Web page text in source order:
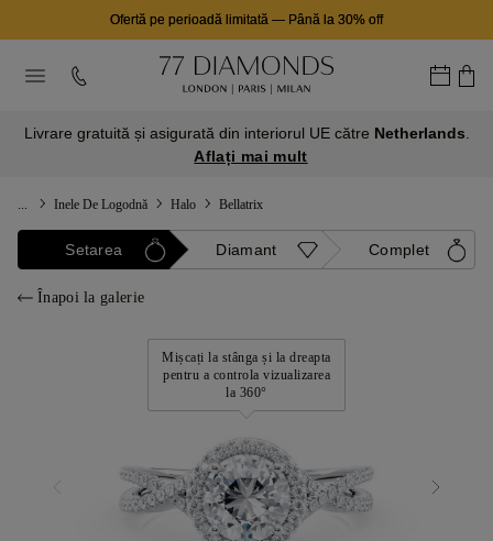
Ofertă pe perioadă limitată — Până la 30% off
Livrare gratuită și asigurată din interiorul UE către Netherlands
Aflați mai mult
Inele De Logodnă Halo Bellatrix
Setarea Diamant Complet
Înapoi la galerie
Mișcați la stânga și la dreapta
pentru a controla vizualizarea
la 360°